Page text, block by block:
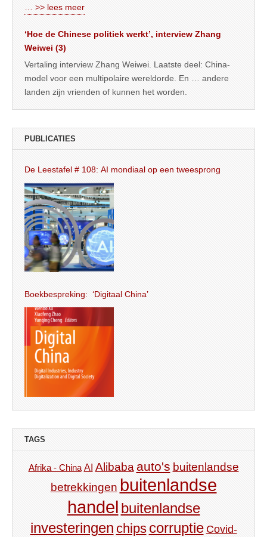
… >> lees meer
‘Hoe de Chinese politiek werkt’, interview Zhang
Weiwei (3)
Vertaling interview Zhang Weiwei. Laatste deel: China-
model voor een multipolaire wereldorde. En … andere
landen zijn vrienden of kunnen het worden.
PUBLICATIES
De Leestafel # 108: AI mondiaal op een tweesprong
Boekbespreking: ‘Digitaal China’
TAGS
Afrika - China AI Alibaba auto's buitenlandse
betrekkingen buitenlandse
handel buitenlandse
investeringen chips corruptie Covid-